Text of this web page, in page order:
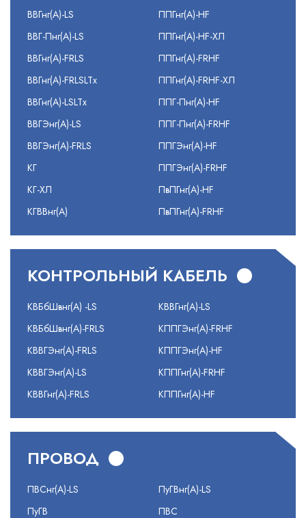
ВВГнг(А)-LS
ВВГ-Пнг(А)-LS
ВВГнг(А)-FRLS
ВВГнг(А)-FRLSLTx
ВВГнг(А)-LSLTx
ВВГЭнг(А)-LS
ВВГЭнг(А)-FRLS
КГ
КГ-ХЛ
КГВВнг(А)
ППГнг(А)-HF
ППГнг(А)-HF-ХЛ
ППГнг(А)-FRHF
ППГнг(А)-FRHF-ХЛ
ППГ-Пнг(А)-HF
ППГ-Пнг(А)-FRHF
ППГЭнг(А)-HF
ППГЭнг(А)-FRHF
ПвПГнг(А)-HF
ПвПГнг(А)-FRHF
КОНТРОЛЬНЫЙ КАБЕЛЬ
КВБбШвнг(А) -LS
КВБбШвнг(А)-FRLS
КВВГЭнг(А)-FRLS
КВВГЭнг(А)-LS
КВВГнг(А)-FRLS
КВВГнг(А)-LS
КППГЭнг(А)-FRHF
КППГЭнг(А)-HF
КППГнг(А)-FRHF
КППГнг(А)-HF
ПРОВОД
ПВСнг(А)-LS
ПуГВ
ПуГВнг(А)-LS
ПВС